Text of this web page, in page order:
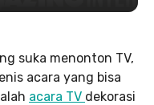
suka menonton TV,
acara yang bisa
acara TV dekorasi